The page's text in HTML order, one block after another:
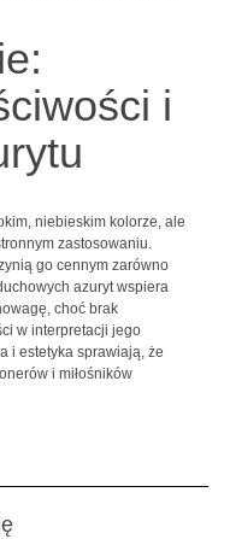
i
niebieskim kolorze, ale
zastosowaniu.
go cennym zarówno
azuryt wspiera
choć brak
w interpretacji jego
i estetyka sprawiają, że
i miłośników